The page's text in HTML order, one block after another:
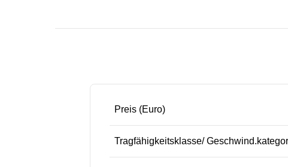
Preis (Euro)
Tragfähigkeitsklasse/